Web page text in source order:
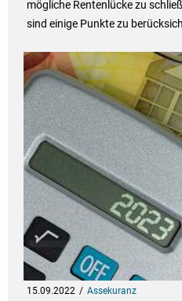
mögliche Rentenlücke zu
sind einige Punkte zu
15.09.2022 Assekuranz